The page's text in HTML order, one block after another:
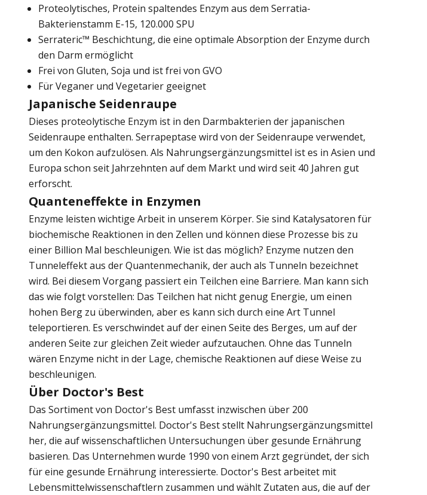
Proteolytisches, Protein spaltendes Enzym aus dem Serratia-
Bakterienstamm E-15, 120.000 SPU
Serrateric™ Beschichtung, die eine optimale Absorption der Enzyme durch
den Darm ermöglicht
Frei von Gluten, Soja und ist frei von GVO
Für Veganer und Vegetarier geeignet
Japanische Seidenraupe
Dieses proteolytische Enzym ist in den Darmbakterien der japanischen
Seidenraupe enthalten. Serrapeptase wird von der Seidenraupe verwendet,
um den Kokon aufzulösen. Als Nahrungsergänzungsmittel ist es in Asien und
Europa schon seit Jahrzehnten auf dem Markt und wird seit 40 Jahren gut
erforscht.
Quanteneffekte in Enzymen
Enzyme leisten wichtige Arbeit in unserem Körper. Sie sind Katalysatoren für
biochemische Reaktionen in den Zellen und können diese Prozesse bis zu
einer Billion Mal beschleunigen. Wie ist das möglich? Enzyme nutzen den
Tunneleffekt aus der Quantenmechanik, der auch als Tunneln bezeichnet
wird. Bei diesem Vorgang passiert ein Teilchen eine Barriere. Man kann sich
das wie folgt vorstellen: Das Teilchen hat nicht genug Energie, um einen
hohen Berg zu überwinden, aber es kann sich durch eine Art Tunnel
teleportieren. Es verschwindet auf der einen Seite des Berges, um auf der
anderen Seite zur gleichen Zeit wieder aufzutauchen. Ohne das Tunneln
wären Enzyme nicht in der Lage, chemische Reaktionen auf diese Weise zu
beschleunigen.
Über Doctor's Best
Das Sortiment von Doctor's Best umfasst inzwischen über 200
Nahrungsergänzungsmittel. Doctor's Best stellt Nahrungsergänzungsmittel
her, die auf wissenschaftlichen Untersuchungen über gesunde Ernährung
basieren. Das Unternehmen wurde 1990 von einem Arzt gegründet, der sich
für eine gesunde Ernährung interessierte. Doctor's Best arbeitet mit
Lebensmittelwissenschaftlern zusammen und wählt Zutaten aus, die auf der